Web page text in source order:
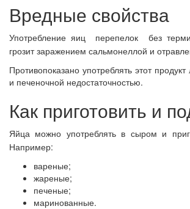
Вредные свойства
Употребление яиц перепелок без
грозит заражением сальмонеллой и
Противопоказано употреблять этот
и печеночной недостаточностью.
Как приготовить и
Яйца можно употреблять в сыром и
Например:
вареные;
жареные;
печеные;
маринованные.